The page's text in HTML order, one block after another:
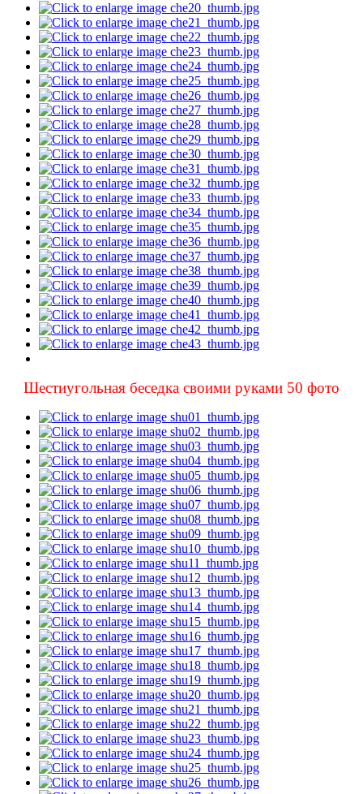
Шестиугольная беседка своими руками 50 фото